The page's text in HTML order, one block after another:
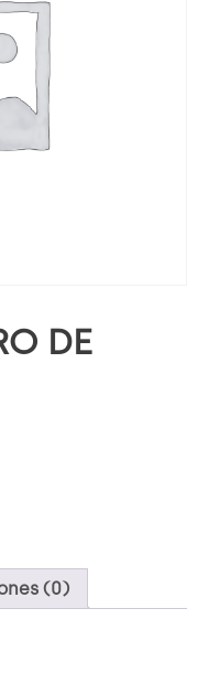
DE
(0)